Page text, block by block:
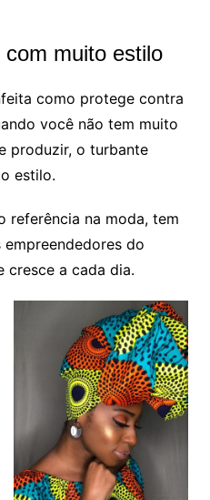
muito estilo
como protege contra
você não tem muito
produzir, o turbante
estilo.
referência na moda, tem
do
cresce a cada dia.